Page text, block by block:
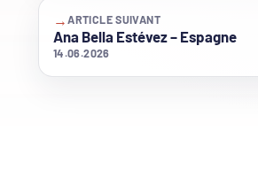
→ARTICLE SUIVANT
Ana Bella Estévez – Espagne
14.06.2026